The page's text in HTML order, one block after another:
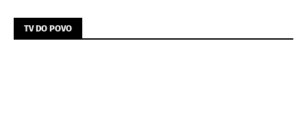
TV DO POVO